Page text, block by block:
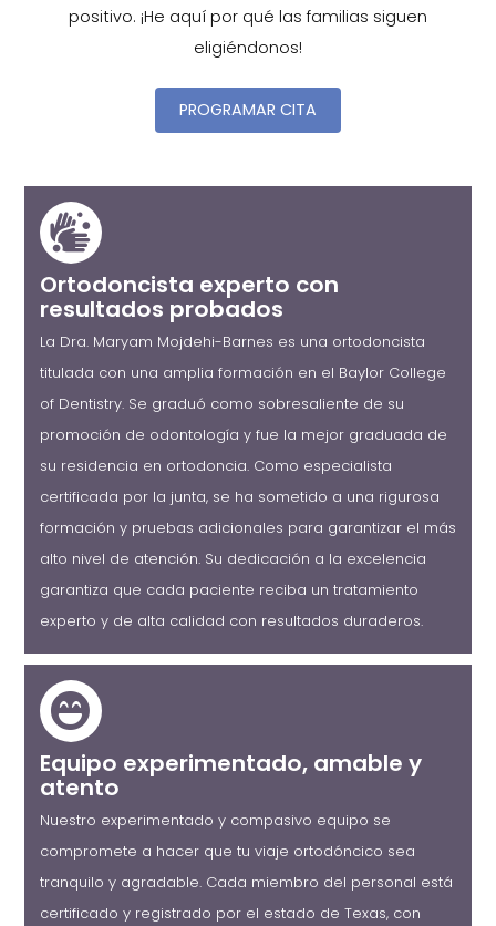
positivo. ¡He aquí por qué las familias siguen
eligiéndonos!
PROGRAMAR CITA
Ortodoncista experto con
resultados probados
La Dra. Maryam Mojdehi-Barnes es una ortodoncista
titulada con una amplia formación en el Baylor College
of Dentistry. Se graduó como sobresaliente de su
promoción de odontología y fue la mejor graduada de
su residencia en ortodoncia. Como especialista
certificada por la junta, se ha sometido a una rigurosa
formación y pruebas adicionales para garantizar el más
alto nivel de atención. Su dedicación a la excelencia
garantiza que cada paciente reciba un tratamiento
experto y de alta calidad con resultados duraderos.
Equipo experimentado, amable y
atento
Nuestro experimentado y compasivo equipo se
compromete a hacer que tu viaje ortodóncico sea
tranquilo y agradable. Cada miembro del personal está
certificado y registrado por el estado de Texas, con